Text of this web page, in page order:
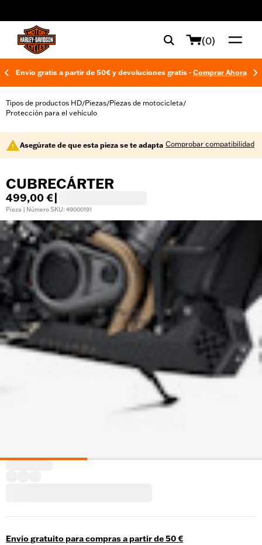
(0)
Envío gratis a partir de 50€ y devoluciones gratis - Comprar Ahora
Tipos de productos HD/Piezas/Piezas de motocicleta/
Protección para el vehículo
Asegúrate de que esta pieza se te adapta Comprobar compatibilidad
CUBRECÁRTER
499,00 €
Pieza | Número SKU: 49000191
Envío gratuito para compras a partir de 50 €